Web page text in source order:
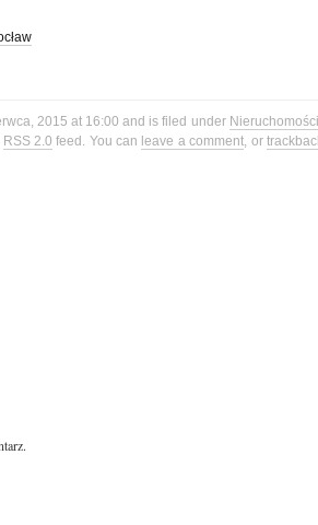
2015 at 16:00 and is filed under Nieruchomości
RSS 2.0 feed. You can leave a comment, or